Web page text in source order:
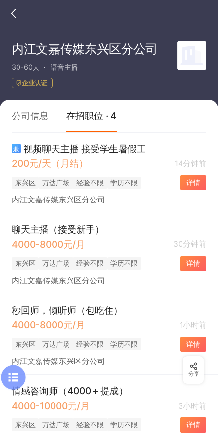
内江文嘉传媒东兴区分公司
30-60人 语音主播
企业认证
公司信息 在招职位 · 4
兼 视频聊天主播 接受学生暑假工
200元/天（月结）
14分钟前
东兴区 万达广场 经验不限 学历不限 详情
内江文嘉传媒东兴区分公司
聊天主播（接受新手）
4000-8000元/月
30分钟前
东兴区 万达广场 经验不限 学历不限 详情
内江文嘉传媒东兴区分公司
秒回师，倾听师（包吃住）
4000-8000元/月
1小时前
东兴区 万达广场 经验不限 学历不限 详情
内江文嘉传媒东兴区分公司
情感咨询师（4000＋提成）
4000-10000元/月
3小时前
东兴区 万达广场 经验不限 学历不限 详情
分享